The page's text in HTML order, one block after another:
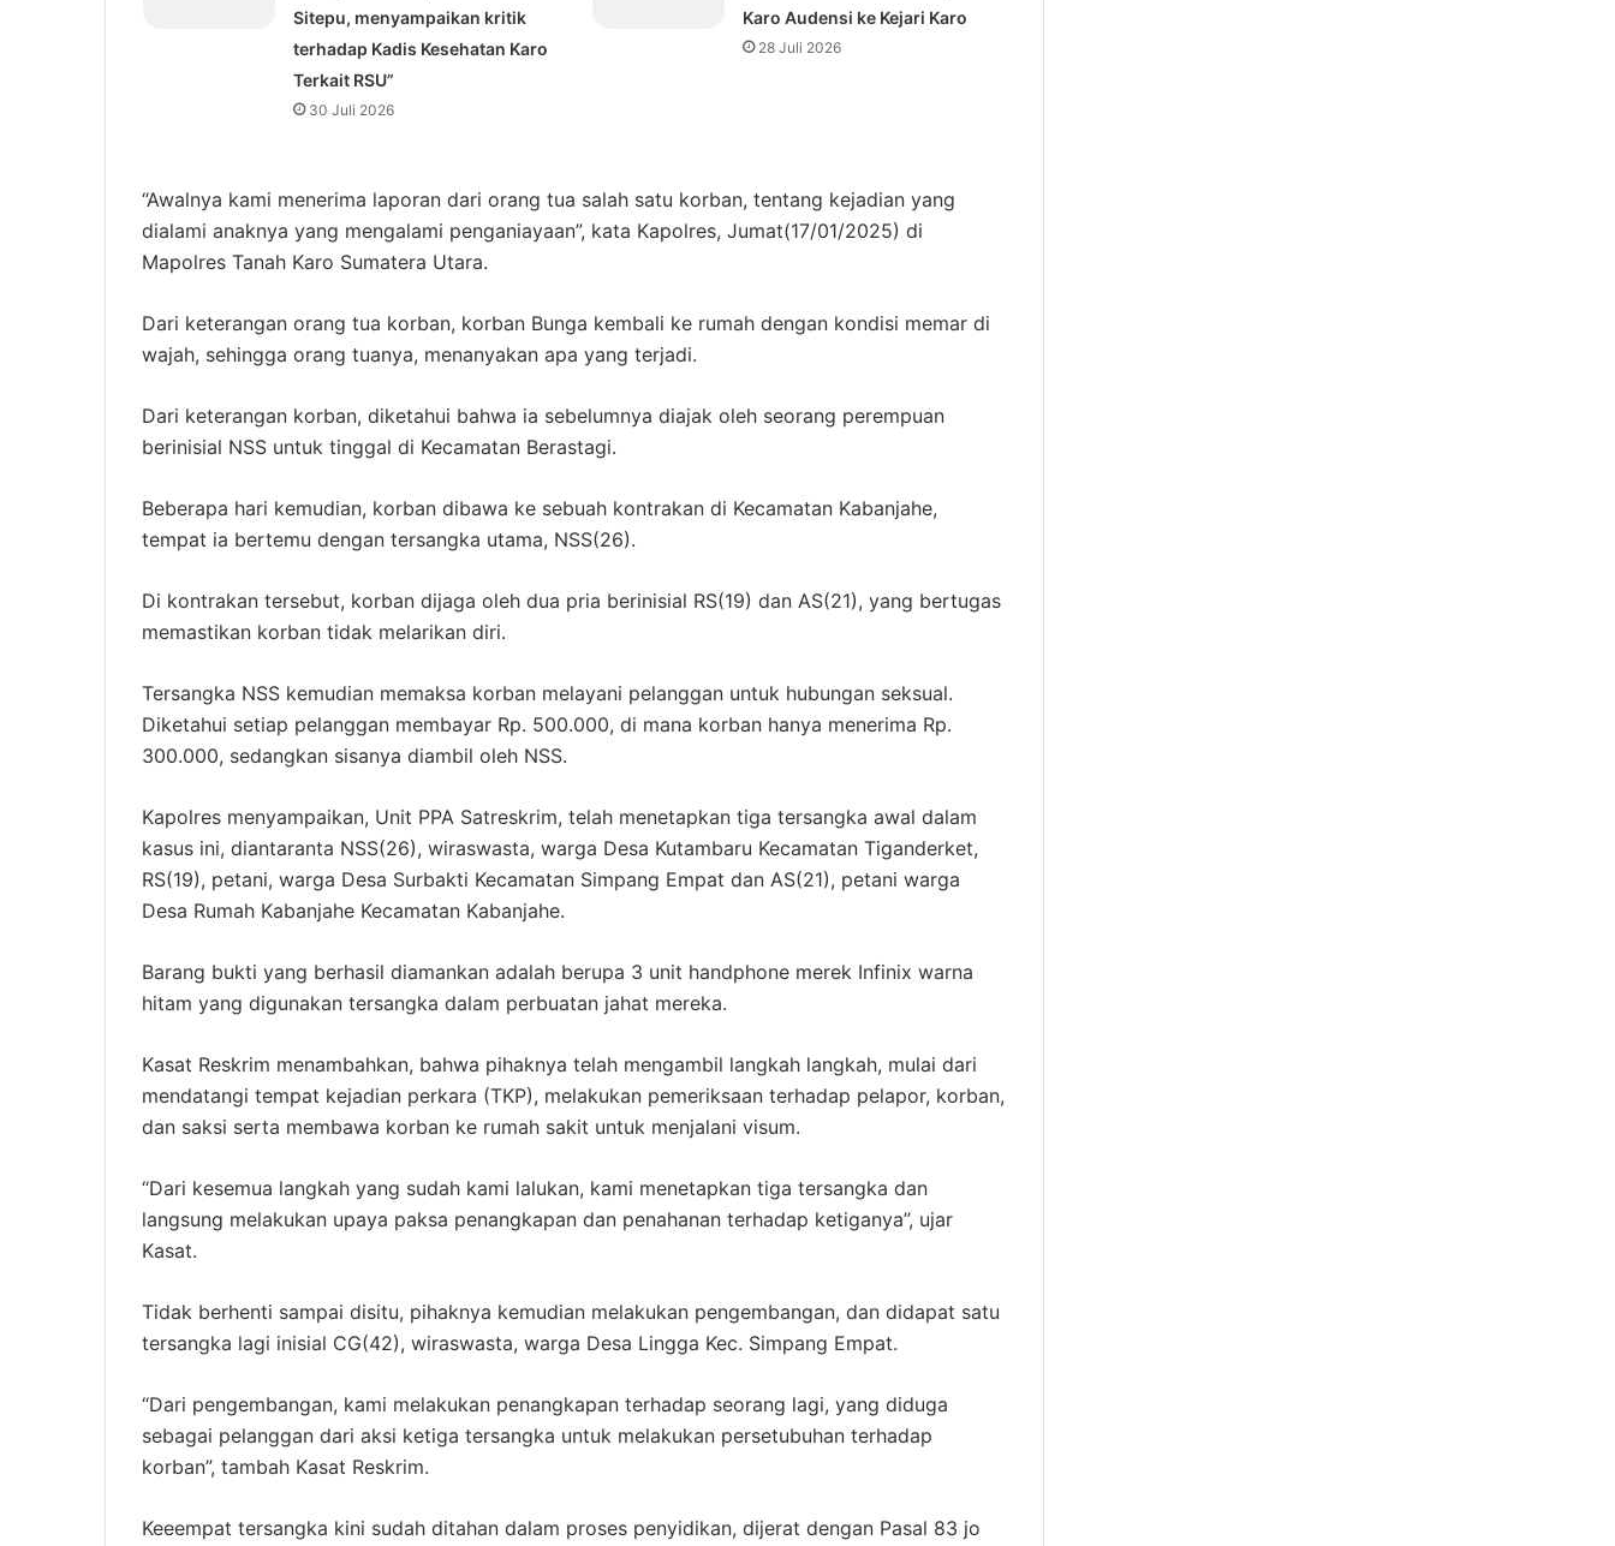
Sitepu, menyampaikan kritik
terhadap Kadis Kesehatan Karo
Terkait RSU”
30 Juli 2026
Karo Audensi ke Kejari Karo
28 Juli 2026
“Awalnya kami menerima laporan dari orang tua salah satu korban, tentang kejadian yang
dialami anaknya yang mengalami penganiayaan”, kata Kapolres, Jumat(17/01/2025) di
Mapolres Tanah Karo Sumatera Utara.
Dari keterangan orang tua korban, korban Bunga kembali ke rumah dengan kondisi memar di
wajah, sehingga orang tuanya, menanyakan apa yang terjadi.
Dari keterangan korban, diketahui bahwa ia sebelumnya diajak oleh seorang perempuan
berinisial NSS untuk tinggal di Kecamatan Berastagi.
Beberapa hari kemudian, korban dibawa ke sebuah kontrakan di Kecamatan Kabanjahe,
tempat ia bertemu dengan tersangka utama, NSS(26).
Di kontrakan tersebut, korban dijaga oleh dua pria berinisial RS(19) dan AS(21), yang bertugas
memastikan korban tidak melarikan diri.
Tersangka NSS kemudian memaksa korban melayani pelanggan untuk hubungan seksual.
Diketahui setiap pelanggan membayar Rp. 500.000, di mana korban hanya menerima Rp.
300.000, sedangkan sisanya diambil oleh NSS.
Kapolres menyampaikan, Unit PPA Satreskrim, telah menetapkan tiga tersangka awal dalam
kasus ini, diantaranta NSS(26), wiraswasta, warga Desa Kutambaru Kecamatan Tiganderket,
RS(19), petani, warga Desa Surbakti Kecamatan Simpang Empat dan AS(21), petani warga
Desa Rumah Kabanjahe Kecamatan Kabanjahe.
Barang bukti yang berhasil diamankan adalah berupa 3 unit handphone merek Infinix warna
hitam yang digunakan tersangka dalam perbuatan jahat mereka.
Kasat Reskrim menambahkan, bahwa pihaknya telah mengambil langkah langkah, mulai dari
mendatangi tempat kejadian perkara (TKP), melakukan pemeriksaan terhadap pelapor, korban,
dan saksi serta membawa korban ke rumah sakit untuk menjalani visum.
“Dari kesemua langkah yang sudah kami lalukan, kami menetapkan tiga tersangka dan
langsung melakukan upaya paksa penangkapan dan penahanan terhadap ketiganya”, ujar
Kasat.
Tidak berhenti sampai disitu, pihaknya kemudian melakukan pengembangan, dan didapat satu
tersangka lagi inisial CG(42), wiraswasta, warga Desa Lingga Kec. Simpang Empat.
“Dari pengembangan, kami melakukan penangkapan terhadap seorang lagi, yang diduga
sebagai pelanggan dari aksi ketiga tersangka untuk melakukan persetubuhan terhadap
korban”, tambah Kasat Reskrim.
Keeempat tersangka kini sudah ditahan dalam proses penyidikan, dijerat dengan Pasal 83 jo